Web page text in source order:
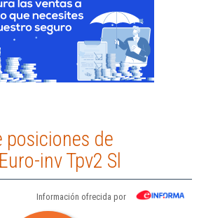
posiciones de
inv Tpv2 Sl
Información ofrecida por